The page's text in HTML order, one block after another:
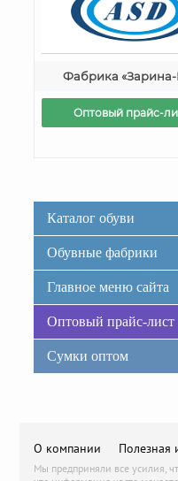
Фабрика
Оптовый прайс-
Каталог обуви
Обувные фабрики
Главное меню сайта
Оптовый прайс-лист
Сумки оптом
О компании Полезная
Мы предприняли все усилия,